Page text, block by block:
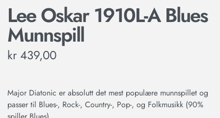
Lee Oskar 1910L-A Blues
Munnspill
kr 439,00
Major Diatonic er absolutt det mest populære munnspillet og
passer til Blues-, Rock-, Country-, Pop-, og Folkmusikk (90%